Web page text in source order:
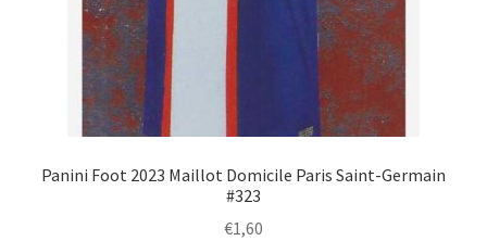
Panini Foot 2023 Maillot Domicile Paris Saint-Germain
#323
€1,60